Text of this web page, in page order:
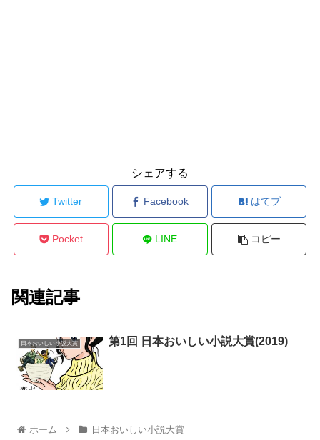
シェアする
Twitter Facebook はてブ
Pocket LINE コピー
関連記事
日本おいしい小説大賞 第1回 日本おいしい小説大賞(2019)
ホーム 日本おいしい小説大賞